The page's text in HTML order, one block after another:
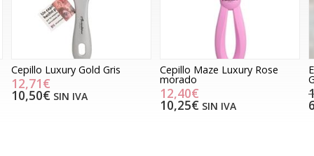
Cepillo Maze Luxury Rose
morado
12,40€
10,25€
Expositor Cepillos Luxury
Gold, 12 unidades
152,46€
63,00€SIN IVA